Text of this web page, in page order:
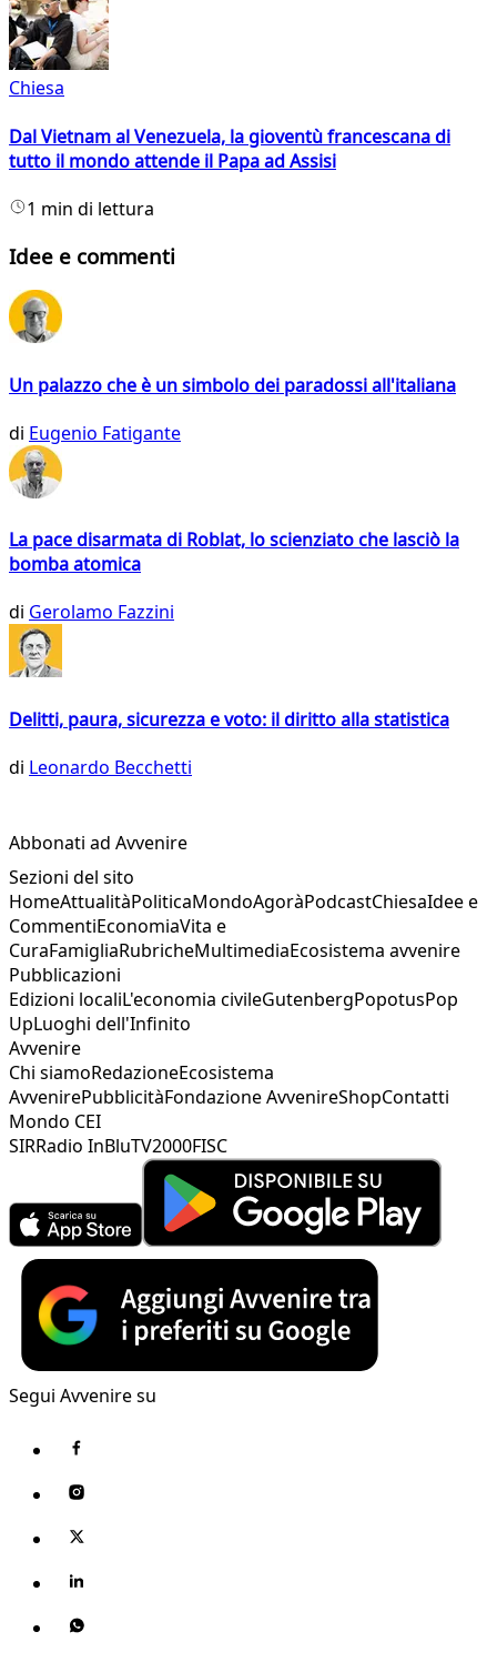
Chiesa
Dal Vietnam al Venezuela, la gioventù francescana di
tutto il mondo attende il Papa ad Assisi
1 min di lettura
Idee e commenti
Un palazzo che è un simbolo dei paradossi all'italiana
di Eugenio Fatigante
La pace disarmata di Roblat, lo scienziato che lasciò la
bomba atomica
di Gerolamo Fazzini
Delitti, paura, sicurezza e voto: il diritto alla statistica
di Leonardo Becchetti
Abbonati ad Avvenire
Sezioni del sito
HomeAttualitàPoliticaMondoAgoràPodcastChiesaIdee e
CommentiEconomiaVita e
CuraFamigliaRubricheMultimediaEcosistema avvenire
Pubblicazioni
Edizioni localiL'economia civileGutenbergPopotusPop
UpLuoghi dell'Infinito
Avvenire
Chi siamoRedazioneEcosistema
AvvenirePubblicitàFondazione AvvenireShopContatti
Mondo CEI
SIRRadio InBluTV2000FISC
Segui Avvenire su